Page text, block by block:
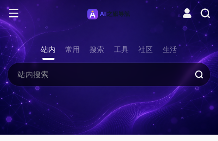
站内 常用 搜索 工具 社区 生活